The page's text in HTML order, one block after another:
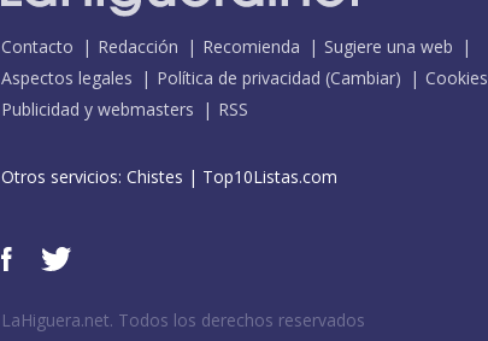
Contacto Redacción Recomienda
Sugiere una web
Aspectos legales
Política de privacidad (Cambiar)
Cookies
Publicidad y webmasters
RSS
Otros servicios: Chistes | Top10Listas.com
LaHiguera.net. Todos los derechos reservados